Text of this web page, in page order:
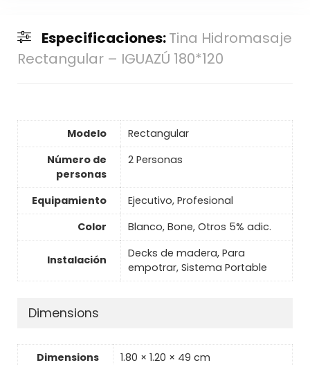
Especificaciones:Tina Hidromasaje
Rectangular – IGUAZÚ 180*120
Modelo
Rectangular
Número de
personas
2 Personas
Equipamiento
Ejecutivo, Profesional
Color
Blanco, Bone, Otros 5% adic.
Instalación
Decks de madera, Para
empotrar, Sistema Portable
Dimensions
Dimensions 1.80 × 1.20 × 49 cm